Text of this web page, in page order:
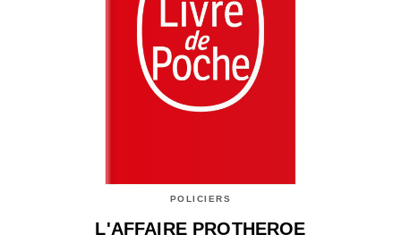
POLICIERS
L'AFFAIRE PROTHEROE